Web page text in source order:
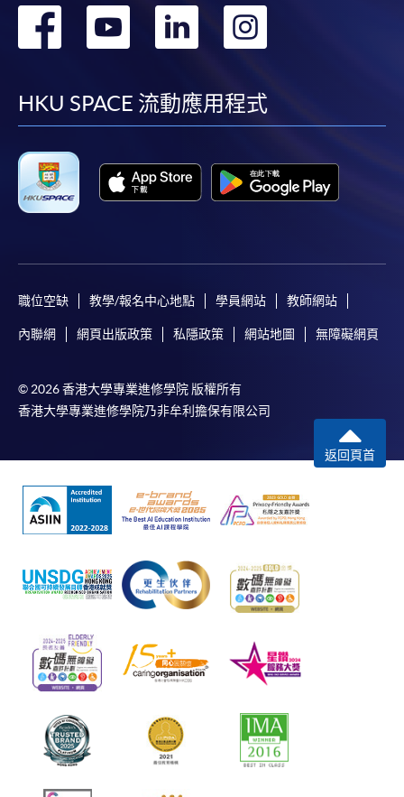
轉
facebook
轉
youtube
轉
linkedin
HKU SPACE 流動應用程式
職位空缺 教學/報名中心地點 學員網站 教師網站
內聯網 網頁出版政策 私隱政策 網站地圖 無障礙網頁
© 2026 香港大學專業進修學院 版權所有
香港大學專業進修學院乃非牟利擔保有限公司
返回頁首